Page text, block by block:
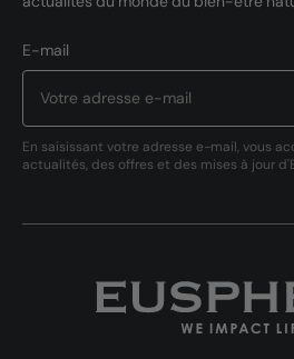
E-mail
En saisissant votre adresse e-mail, vous
actualités, des offres et des mises à jour